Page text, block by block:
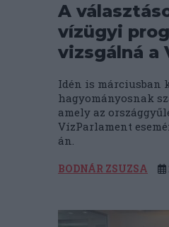
A
vízügyi
vizsgálná a
Idén is márciusban
hagyományosnak
amely az
VízParlament
án.
BODNÁR ZSUZSA